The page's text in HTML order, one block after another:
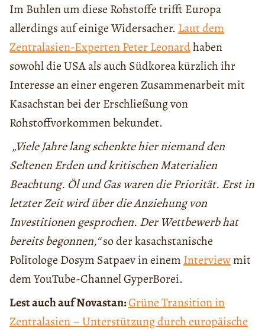
Im Buhlen um diese Rohstoffe trifft Europa
allerdings auf einige Widersacher. Laut dem
Zentralasien-Experten Peter Leonardhaben
sowohl die USA als auch Südkorea kürzlich ihr
Interesse an einer engeren Zusammenarbeit mit
Kasachstan bei der Erschließung von
Rohstoffvorkommen bekundet.
„Viele Jahre lang schenkte hier niemand den
Seltenen Erden und kritischen Materialien
Beachtung. Öl und Gas waren die Priorität. Erst in
letzter Zeit wird über die Anziehung von
Investitionen gesprochen. Der Wettbewerb hat
bereits begonnen,“so der kasachstanische
Politologe Dosym Satpaev in einem Interviewmit
dem YouTube-Channel GyperBorei.
Lest auch auf Novastan:Grüne Transition in
Zentralasien – Unterstützung durch europäische